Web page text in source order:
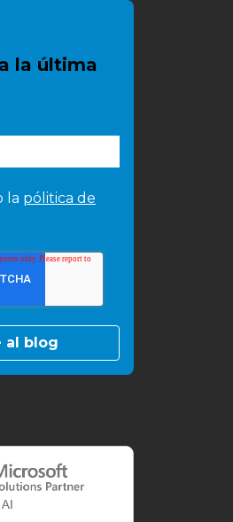
la última
la pólitica de